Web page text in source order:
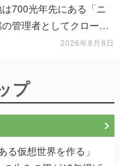
700光年先にある「ニ
管理者としてクローン
して神に捧げる2026年8月8日
プ
る仮想世界を作る」